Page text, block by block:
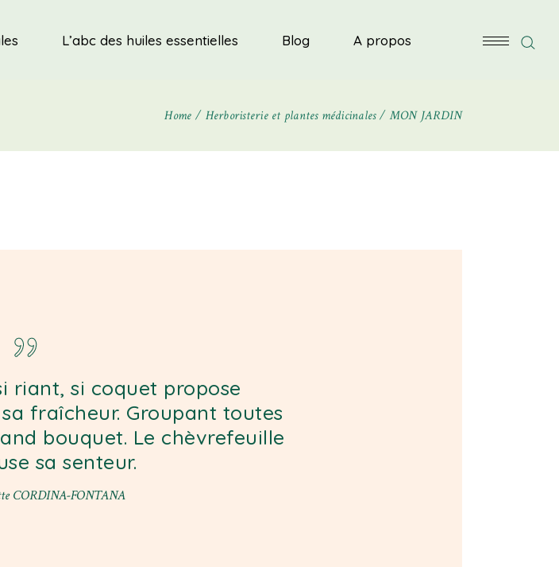
L’abc des huiles essentielles Blog A propos
L’herboriste en herbes
L’herboriste en herbes
Contactez-nous
Home Herboristerie et plantes médicinales MON JARDIN
riant, si coquet propose
fraîcheur. Groupant toutes
bouquet. Le chèvrefeuille
sa senteur.
CORDINA-FONTANA